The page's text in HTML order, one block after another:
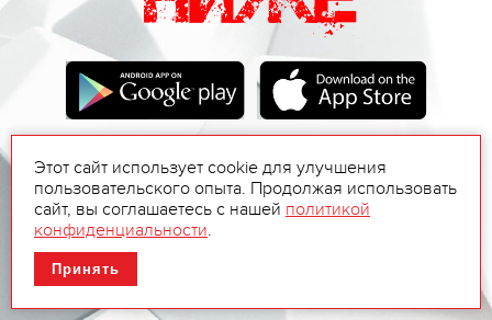
Этот сайт использует cookie для улучшения
пользовательского опыта. Продолжая использовать
сайт, вы соглашаетесь с нашей политикой
конфиденциальности.
Принять